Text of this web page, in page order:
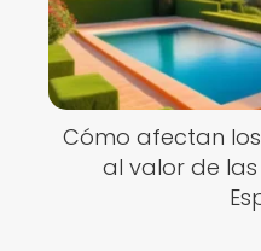
Cómo afectan
al valor de